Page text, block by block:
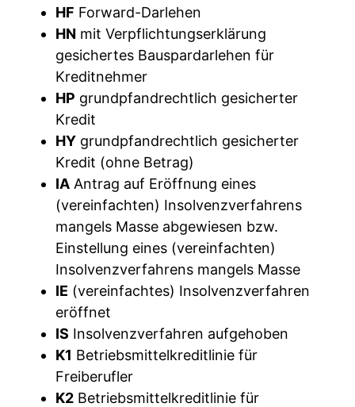
HF Forward-Darlehen
HN mit Verpflichtungserklärung
gesichertes Bauspardarlehen für
Kreditnehmer
HP grundpfandrechtlich gesicherter
Kredit
HY grundpfandrechtlich gesicherter
Kredit (ohne Betrag)
IA Antrag auf Eröffnung eines
(vereinfachten) Insolvenzverfahrens
mangels Masse abgewiesen bzw.
Einstellung eines (vereinfachten)
Insolvenzverfahrens mangels Masse
IE (vereinfachtes) Insolvenzverfahren
eröffnet
IS Insolvenzverfahren aufgehoben
K1 Betriebsmittelkreditlinie für
Freiberufler
K2 Betriebsmittelkreditlinie für